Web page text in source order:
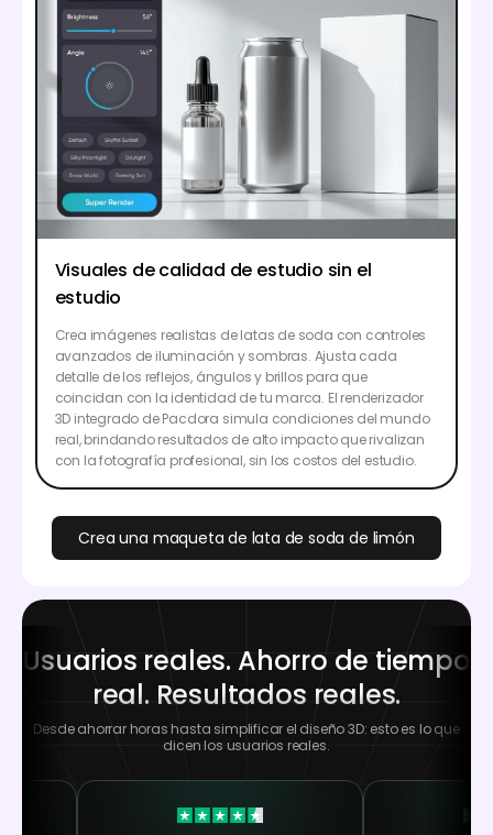
Visuales de calidad de estudio sin el
estudio
Crea imágenes realistas de latas de soda con controles
avanzados de iluminación y sombras. Ajusta cada
detalle de los reflejos, ángulos y brillos para que
coincidan con la identidad de tu marca. El renderizador
3D integrado de Pacdora simula condiciones del mundo
real, brindando resultados de alto impacto que rivalizan
con la fotografía profesional, sin los costos del estudio.
Crea una maqueta de lata de soda de limón
Usuarios reales. Ahorro de tiempo
real. Resultados reales.
Desde ahorrar horas hasta simplificar el diseño 3D: esto es lo que
dicen los usuarios reales.